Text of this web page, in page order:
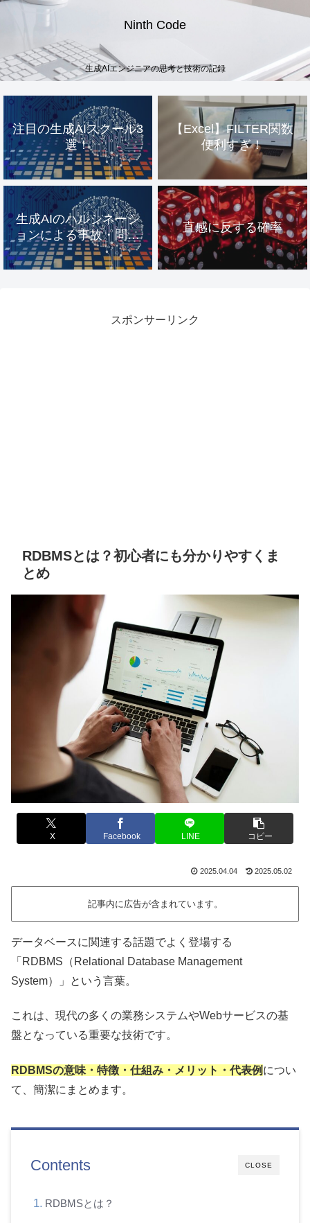
Ninth Code
生成AIエンジニアの思考と技術の記録
注目の生成AIスクール3
選！
【Excel】FILTER関数
便利すぎ！
生成AIのハルシネーシ
ョンによる事故・問題
事例
直感に反する確率
スポンサーリンク
RDBMSとは？初心者にも分かりやすくま
とめ
X Facebook LINE コピー
2025.04.04 2025.05.02
記事内に広告が含まれています。
データベースに関連する話題でよく登場する
「RDBMS（Relational Database Management
System）」という言葉。
これは、現代の多くの業務システムやWebサービスの基
盤となっている重要な技術です。
RDBMSの意味・特徴・仕組み・メリット・代表例 につい
て、簡潔にまとめます。
CLOSE
Contents
RDBMSとは？